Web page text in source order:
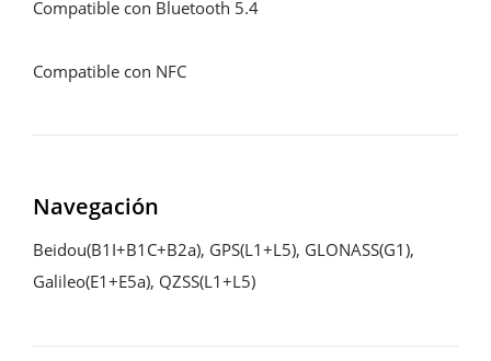
Compatible con Bluetooth 5.4
Compatible con NFC
Navegación
Beidou(B1I+B1C+B2a), GPS(L1+L5), GLONASS(G1),
Galileo(E1+E5a), QZSS(L1+L5)